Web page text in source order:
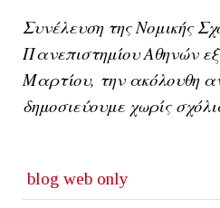
Συνέλευση της Νομικής
Πανεπιστημίου Αθηνών
Μαρτίου, την ακόλουθη
δημοσιεύουμε χωρίς
blog web only